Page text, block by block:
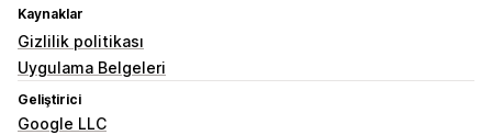
Kaynaklar
Gizlilik politikası
Uygulama Belgeleri
Geliştirici
Google LLC